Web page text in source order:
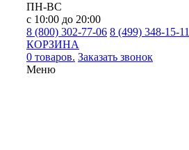
ПН-ВС
с 10:00 до 20:00
8 (800) 302-77-06 8 (499) 348-15-11
КОРЗИНА
0 товаров. Заказать звонок
Меню